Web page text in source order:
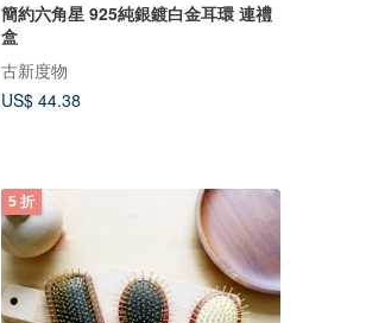
簡約六角星 925純銀鍍白金耳環 連禮
盒
古新度物
US$ 44.38
5 折